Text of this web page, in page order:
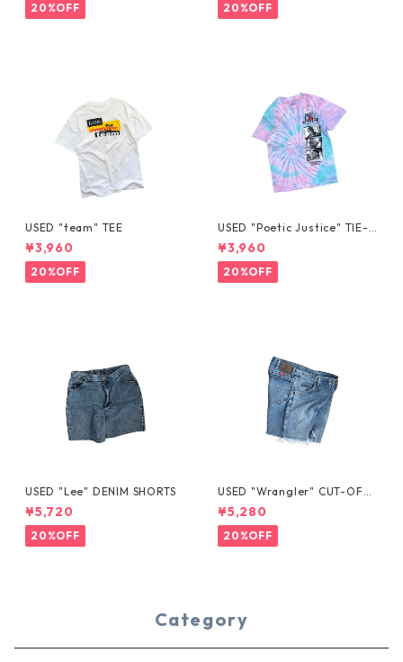
20%OFF 20%OFF
USED "team" TEE
¥3,960
20%OFF
USED "Poetic Justice" TIE-D
YE TEE
¥3,960
20%OFF
USED "Lee" DENIM SHORTS
¥5,720
20%OFF
USED "Wrangler" CUT-OFF
DENIM SHORTS
¥5,280
20%OFF
Category